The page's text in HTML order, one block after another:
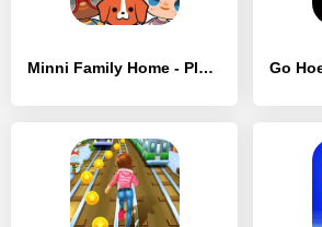
Minni Family Home - Play House - [Взлом/МОД Все открыто]